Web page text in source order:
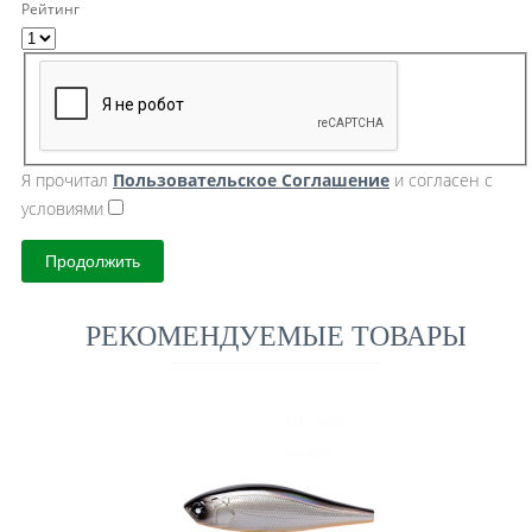
Рейтинг
Я прочитал Пользовательское Cоглашение и согласен с
условиями
Продолжить
РЕКОМЕНДУЕМЫЕ ТОВАРЫ